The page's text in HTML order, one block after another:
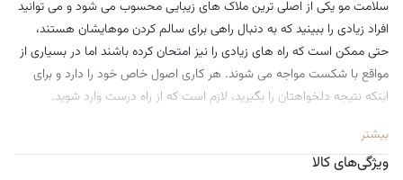
سلامت مو یکی از اصلی ترین ملاک های زیبایی محسوب می شود و می توانید
افراد زیادی را ببینید که به دنبال راهی برای سالم کردن موهایشان هستند،
حتی ممکن است که راه های زیادی را نیز امتحان کرده باشند اما در بسیاری از
مواقع با شکست مواجه می شوند. هر کاری اصول خاص خود را دارد و برای
اینکه نتیجه دلخواهتان را بگیرید، لازم است که از راه درست وارد شوید.
بیشتر
ویژگی‌های کالا